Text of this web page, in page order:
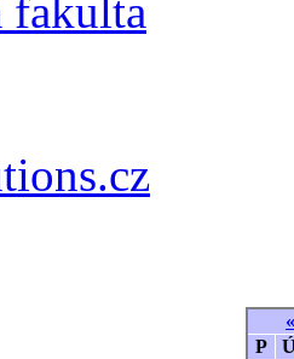
fakulta
«
P